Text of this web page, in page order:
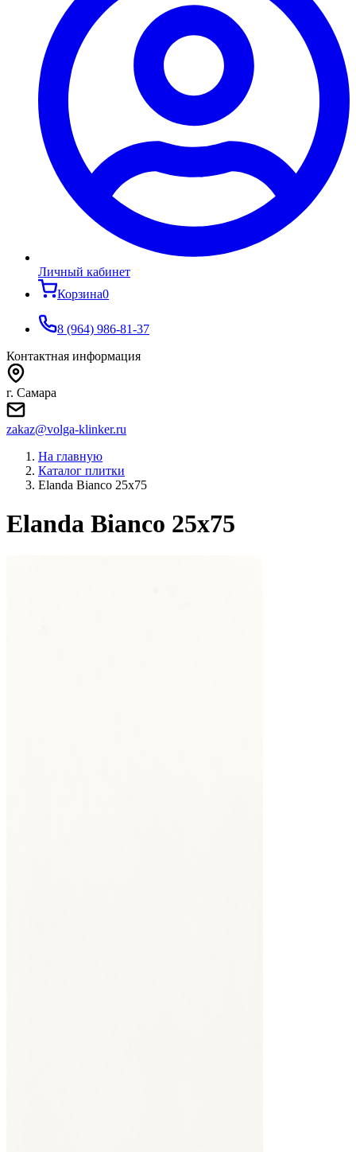
Личный кабинет
Корзина0
8 (964) 986-81-37
Контактная информация
г. Самара
zakaz@volga-klinker.ru
На главную
Каталог плитки
Elanda Bianco 25x75
Elanda Bianco 25x75